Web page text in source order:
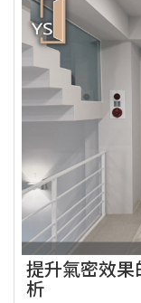
提升氣密效
析